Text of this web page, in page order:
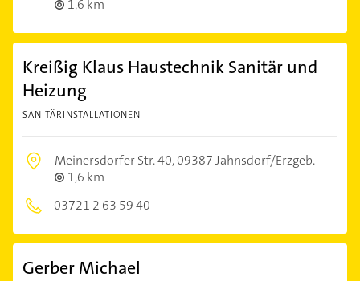
1,6 km
Kreißig Klaus Haustechnik Sanitär und
Heizung
SANITÄRINSTALLATIONEN
Meinersdorfer Str. 40,09387 Jahnsdorf/Erzgeb.
1,6 km
03721 2 63 59 40
Gerber Michael